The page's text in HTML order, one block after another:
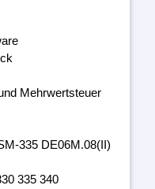
Mehrwertsteuer
335 DE06M.08(II)
335 340